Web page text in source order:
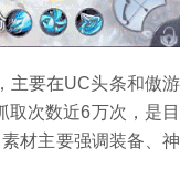
主要在UC头条和傲游
取次数近6万次，是目
材主要强调装备、神